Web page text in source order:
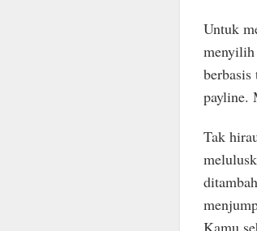
Untuk
menyilih
payline.
Tak
Kamu